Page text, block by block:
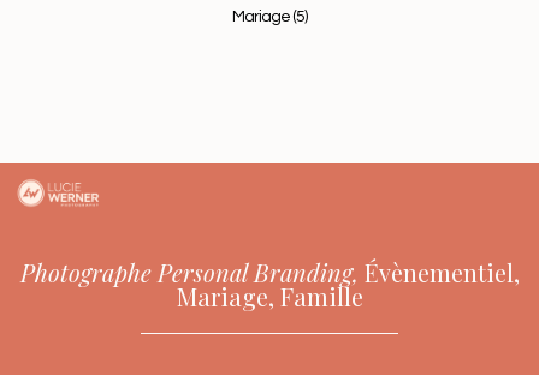
Mariage (5)
Photographe Personal Branding, Évènementiel,
Mariage, Famille